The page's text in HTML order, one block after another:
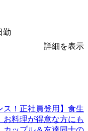
勤
詳細を表示